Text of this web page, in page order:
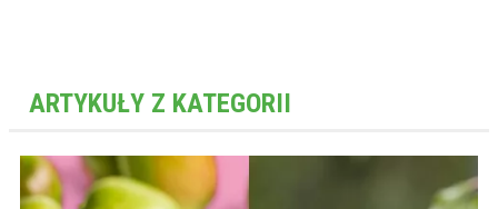
ARTYKUŁY Z KATEGORII